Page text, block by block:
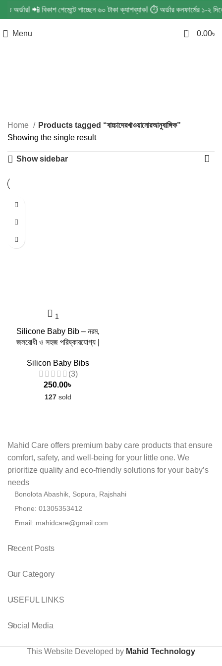
অর্ডার! 📲 বিকাশ পেমেন্টে পাচ্ছেন ৬০ টাকা ক্যাশব্যাক! ⏱️ অর্ডার কনফার্মের
Menu 0 0.00৳
Categories
Home
Products tagged “বাচ্চাদেরখাওয়ানোরআনুষাঙ্গিক”
Showing the single result
Show sidebar
Silicone Baby Bib – নরম,
জলরোধী ও সহজ পরিষ্কারযোগ্য |
Silicon Baby Bibs
(3)
250.00৳
127 sold
Mahid Care offers premium baby care products that ensure
comfort, safety, and well-being for your little one. We
prioritize quality and eco-friendly solutions for your baby’s
needs
Bonolota Abashik, Sopura, Rajshahi
Phone: 01305353412
Email: mahidcare@gmail.com
Recent Posts
Our Category
USEFUL LINKS
Social Media
This Website Developed by Mahid Technology